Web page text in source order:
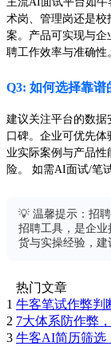
术岗、管理岗还是
案。产品可实现与企
聘工作效率与准确性
Q3: 如何选择靠
建议关注平台的数据
口碑。企业可优先
业实际案例与产品
险。 如需AI面试/笔
💡 温馨提示：招
招聘工具，是企
货与实操经验，建
热门文章
1 牛客笔试作弊判
2 7大体系防作弊
3 牛客AI简历筛选